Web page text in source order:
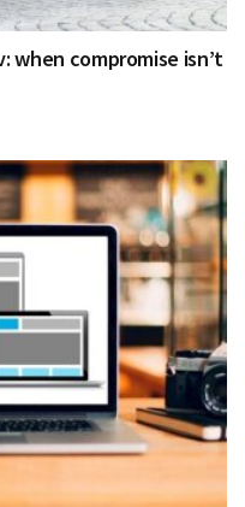
when compromise isn’t